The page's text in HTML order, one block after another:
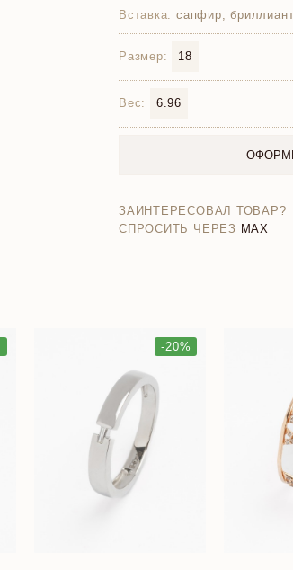
Вставка: сапфир, бриллиант
Размер: 18
Вес: 6.96
ЗАИНТЕРЕСОВАЛ ТОВАР?
СПРОСИТЬ ЧЕРЕЗ MAX
-20%